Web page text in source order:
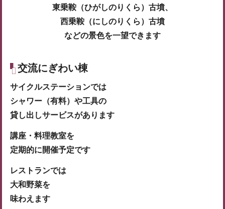
東乗鞍（ひがしのりくら）古墳、
西乗鞍（にしのりくら）古墳
などの景色を一望できます
交流にぎわい棟
サイクルステーションでは
シャワー（有料）や工具の
貸し出しサービスがあります
講座・料理教室を
定期的に開催予定です
レストランでは
大和野菜を
味わえます